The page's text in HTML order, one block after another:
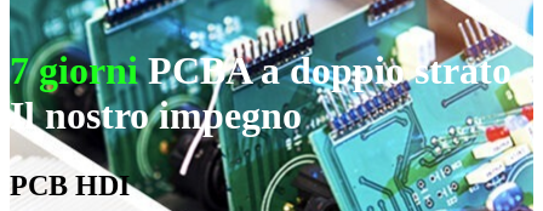
7 giorniPCBA a doppio strato
Il nostro impegno
PCB HDI